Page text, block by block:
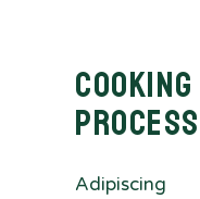
Cooking
Process
Adipiscing